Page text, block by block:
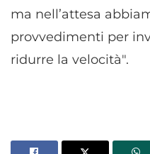
ma nell’attesa
provvedimenti per
ridurre la velocità".